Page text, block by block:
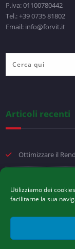
Utilizziamo dei
facilitarne la sua
P.iva: 01100780442
Tel.: +39 0735 81802
Email: info@forvit.it
Articoli recenti
Ottimizzare il
Arpagofito:
Carenza di Ferro